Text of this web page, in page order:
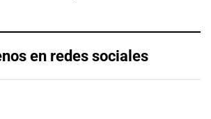
en redes sociales